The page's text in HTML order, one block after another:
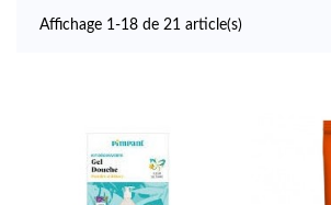
Affichage 1-18 de 21 article(s)